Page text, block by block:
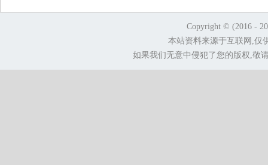
Copyright © (2016 -
本站资料来源于互联网,仅
如果我们无意中侵犯了您的版权,敬